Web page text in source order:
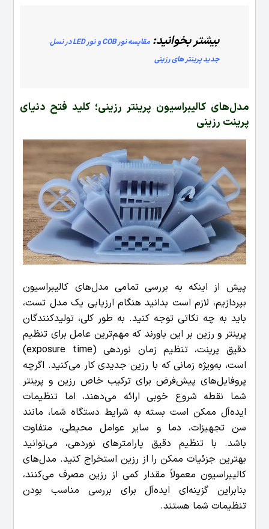
بیشتر بخوانید:
مقایسه نور COB و نور LED در نسل
جدید پرینتر های رزینی
مدل‌های کالیبراسیون پرینتر رزینی؛ کلید فتح دنیای
پرینت رزینی
پیش از اینکه به بررسی تمامی مدل‌های کالیبراسیون
بپردازیم، لازم است بدانید هنگام ارزیابی یک مدل تست،
باید به چه نکاتی توجه کنید. به طور کلی، تولیدکنندگان
پرینتر و رزین بر این باورند که مهم‌ترین عامل برای تنظیم
دقیق پرینت، تنظیم زمان نوردهی (exposure time)
است، به‌ویژه زمانی که با رزین جدیدی کار می‌کنید. اگرچه
پروفایل‌های پیش‌فرض برای ترکیب خاص رزین و پرینتر
شما نقطه شروع خوبی ارائه می‌دهند، اما تنظیمات
ایده‌آل ممکن است بسته به شرایط دستگاه شما، مانند
سن تجهیزات، دما و سایر عوامل محیطی، متفاوت
باشد. با تنظیم دقیق پارامترهای نوردهی، می‌توانید
بهترین جزئیات ممکن را از رزین استخراج کنید. مدل‌های
کالیبراسیون معمولاً مقدار کمی از رزین مصرف می‌کنند،
بنابراین گزینه‌ای ایده‌آل برای بررسی مناسب بودن
تنظیمات شما هستند.